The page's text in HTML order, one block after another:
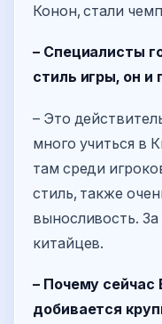
Конон, стали
– Специалисты
стиль игры, он
– Это
много учиться в
там среди
стиль, также
выносливость.
китайцев.
– Почему сейчас
добивается